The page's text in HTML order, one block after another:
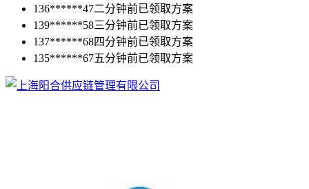
136******47二分钟前已领取方案
139******58三分钟前已领取方案
137******68四分钟前已领取方案
135******67五分钟前已领取方案